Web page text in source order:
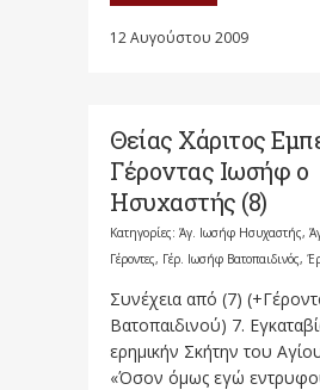
12 Αυγούστου 2009
Θείας Χάριτος
Γέροντας Ιωσήφ ο
Ησυχαστής (8)
Κατηγορίες: Άγ. Ιωσήφ Ησυχαστής,
Γέροντες, Γέρ. Ιωσήφ Βατοπαιδινός,
Συνέχεια από (7)
Βατοπαιδινού) 7.
ερημικήν Σκήτην του
«Όσον όμως εγώ